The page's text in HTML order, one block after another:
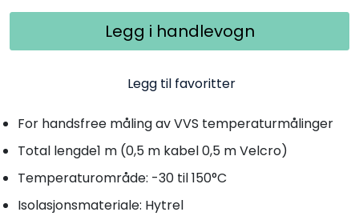
Legg i handlevogn
Legg til favoritter
For handsfree måling av VVS temperaturmålinger
Total lengde1 m (0,5 m kabel 0,5 m Velcro)
Temperaturområde: -30 til 150°C
Isolasjonsmateriale: Hytrel